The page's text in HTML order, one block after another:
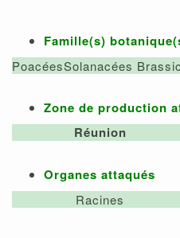
Famille(s)
PoacéesSolanacées
Zone de production
Réunion
Organes attaqués
Racines